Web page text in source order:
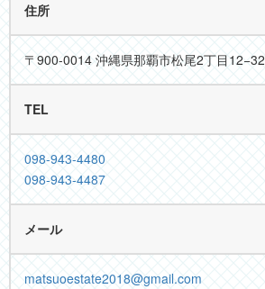
住所
〒900-0014 沖縄県那覇市松尾2丁目12−32
TEL
098-943-4480
098-943-4487
メール
matsuoestate2018@gmail.com